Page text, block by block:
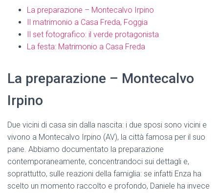
La preparazione – Montecalvo Irpino
Il matrimonio a Casa Freda, Foggia
Il set fotografico: il verde protagonista
La festa: Matrimonio a Casa Freda
La preparazione – Montecalvo
Irpino
Due vicini di casa sin dalla nascita: i due sposi sono vicini e
vivono a Montecalvo Irpino (AV), la città famosa per il suo
pane. Abbiamo documentato la preparazione
contemporaneamente, concentrandoci sui dettagli e,
soprattutto, sulle reazioni della famiglia: se infatti Enza ha
scelto un momento raccolto e profondo, Daniele ha invece